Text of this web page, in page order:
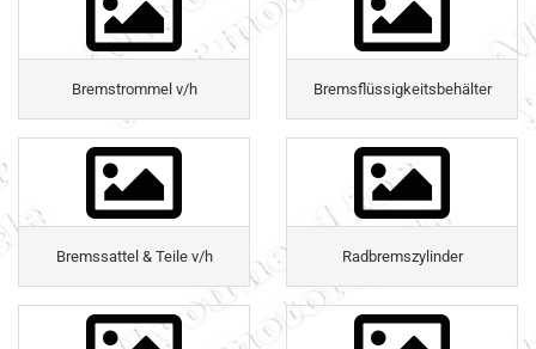
Bremstrommel v/h Bremsflüssigkeitsbehälter
Bremssattel & Teile v/h Radbremszylinder